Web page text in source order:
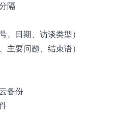
隔
、日期、访谈类型）
主要问题、结束语）
备份